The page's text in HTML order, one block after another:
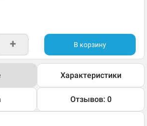
+ В корзину
Характеристики
Отзывов: 0